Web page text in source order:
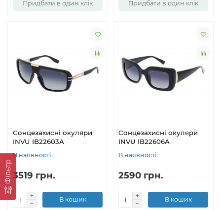
Придбати в один клік Придбати в один клік
Сонцезахисні окуляри
INVU IB22603A
В наявності
3519 грн.
В кошик
Сонцезахисні окуляри
INVU IB22606A
В наявності
2590 грн.
В кошик
Фільтр